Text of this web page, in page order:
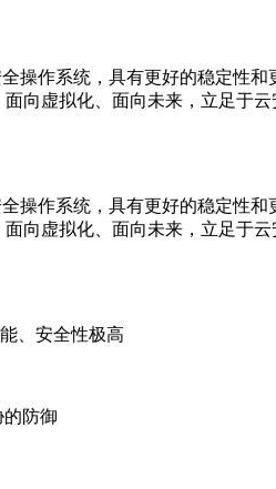
操作系统，具有更好的稳定性
向虚拟化、面向未来，立足于云
操作系统，具有更好的稳定性
向虚拟化、面向未来，立足于
、安全性极高
防御